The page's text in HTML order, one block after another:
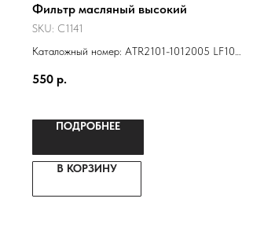
Фильтр масляный высокий
SKU: C1141
Каталожный номер: ATR2101-1012005 LF101-
21010101200583 NF-1001EURO 2101-
550 р.
ПОДРОБНЕЕ
В КОРЗИНУ